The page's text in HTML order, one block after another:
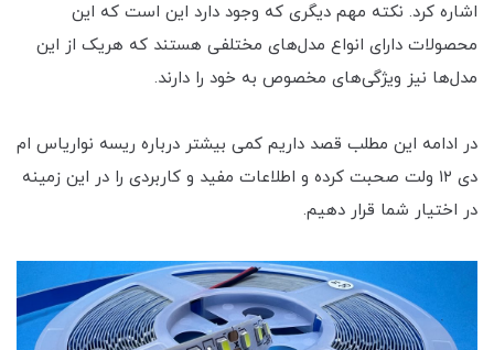
اشاره کرد. نکته مهم دیگری که وجود دارد این است که این
محصولات دارای انواع مدل‌های مختلفی هستند که هریک از این
مدل‌ها نیز ویژگی‌های مخصوص به خود را دارند.
در ادامه این مطلب قصد داریم کمی بیشتر درباره ریسه نواریاس ام
دی ۱۲ ولت صحبت کرده و اطلاعات مفید و کاربردی را در این زمینه
در اختیار شما قرار دهیم.